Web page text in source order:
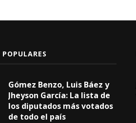
Gómez Benzo, Luis Báez y
Jheyson García: La lista de
los diputados más votados
de todo el país